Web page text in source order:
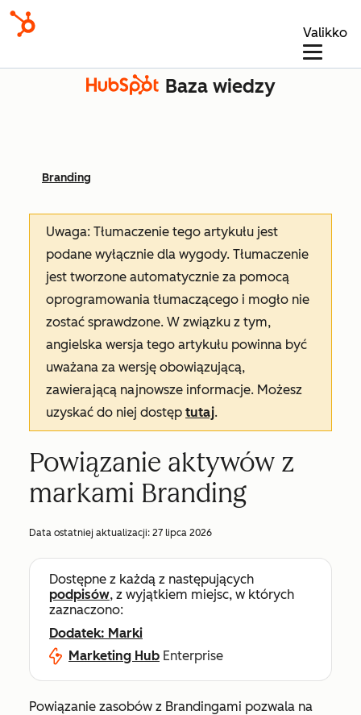
Valikko
Baza wiedzy
Branding
Uwaga: Tłumaczenie tego artykułu jest
podane wyłącznie dla wygody. Tłumaczenie
jest tworzone automatycznie za pomocą
oprogramowania tłumaczącego i mogło nie
zostać sprawdzone. W związku z tym,
angielska wersja tego artykułu powinna być
uważana za wersję obowiązującą,
zawierającą najnowsze informacje. Możesz
uzyskać do niej dostęp tutaj.
Powiązanie aktywów z
markami Branding
Data ostatniej aktualizacji: 27 lipca 2026
Dostępne z każdą z następujących
podpisów, z wyjątkiem miejsc, w których
zaznaczono:
Dodatek: Marki
Marketing Hub Enterprise
Powiązanie zasobów z Brandingami pozwala na